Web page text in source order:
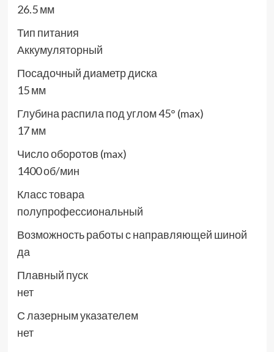
26.5 мм
Тип питания
Аккумуляторный
Посадочный диаметр диска
15 мм
Глубина распила под углом 45° (max)
17 мм
Число оборотов (max)
1400 об/мин
Класс товара
полупрофессиональный
Возможность работы с направляющей шиной
да
Плавный пуск
нет
С лазерным указателем
нет